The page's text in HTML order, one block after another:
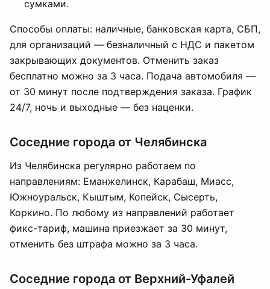
сумками.
Способы оплаты: наличные, банковская карта, СБП,
для организаций — безналичный с НДС и пакетом
закрывающих документов. Отменить заказ
бесплатно можно за 3 часа. Подача автомобиля —
от 30 минут после подтверждения заказа. График
24/7, ночь и выходные — без наценки.
Соседние города от Челябинска
Из Челябинска регулярно работаем по
направлениям: Еманжелинск, Карабаш, Миасс,
Южноуральск, Кыштым, Копейск, Сысерть,
Коркино. По любому из направлений работает
фикс-тариф, машина приезжает за 30 минут,
отменить без штрафа можно за 3 часа.
Соседние города от Верхний-Уфалей